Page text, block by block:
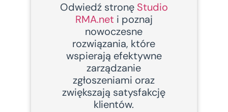
Odwiedź stronę Studio
RMA.net i poznaj
nowoczesne
rozwiązania, które
wspierają efektywne
zarządzanie
zgłoszeniami oraz
zwiększają satysfakcję
klientów.